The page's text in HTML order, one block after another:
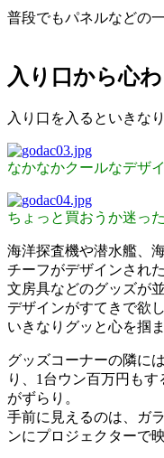
普段でもパネルなどの
入り口から心
入り口を入るといきな
なかなかクールなデザ
ちょっと買おうか迷っ
海洋探査機や潜水艦、
チーフがデザインされ
文房具などのグッズが
デザインがすてきで欲
いきなりグッと心を掴ま
グッズコーナーの隣に
り、1台ウン百万円も
がずらり。
手前に見えるのは、ガ
ンにプロジェクターで